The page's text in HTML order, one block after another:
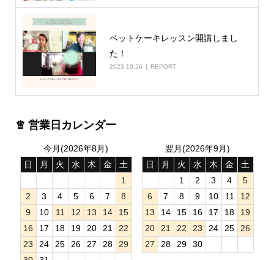
ペットケーキレッスン開講しまし
た！
2023.10.26 REPORT
♕ 営業日カレンダー
今月(2026年8月)
日
月 火 水 木 金
土
1
2
3 4 5 6 7
8
9
10 11 12 13 14
15
16
17 18 19 20 21
22
23
24 25 26 27 28
29
翌月(2026年9月)
日
月 火 水 木 金
土
1
2 3 4
5
6
7 8 9 10 11
12
13
14 15 16 17 18
19
20
21 22 23 24 25
26
27
28 29 30